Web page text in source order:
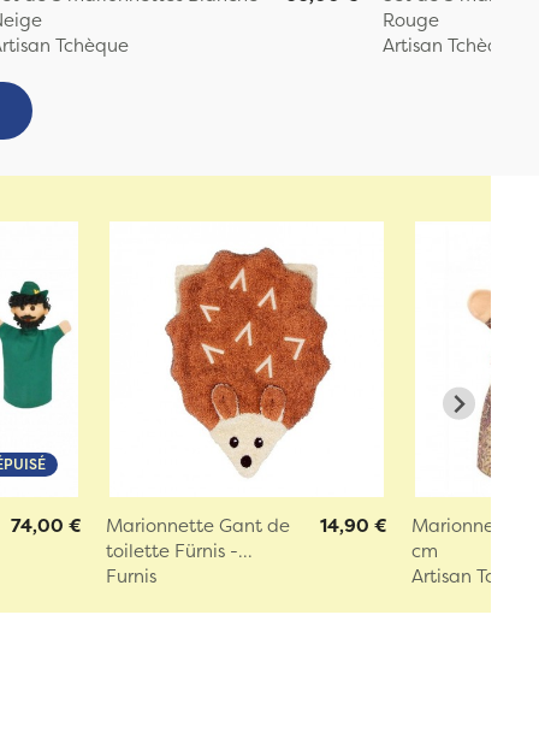
Tchèque
Rouge
Artisan Tchèque
74,00 €
Marionnette Gant de
toilette Fürnis -...
Furnis
14,90 €
Marionnette
cm
Artisan